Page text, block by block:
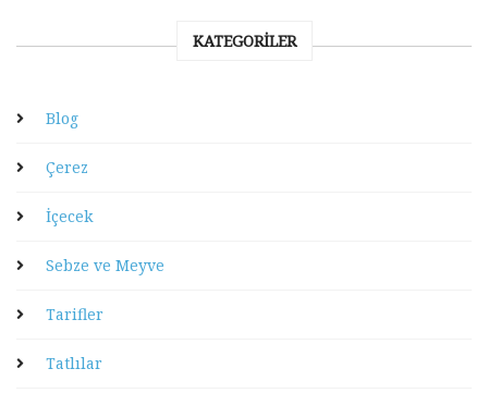
KATEGORILER
Blog
Çerez
İçecek
Sebze ve Meyve
Tarifler
Tatlılar